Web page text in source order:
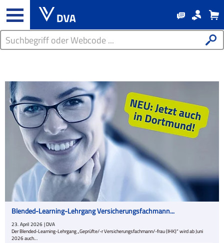
Blended-Learning-Lehrgang Versicherungsfachmann...
23. April 2026 | DVA
Der Blended-Learning-Lehrgang „Geprüfte/-r Versicherungsfachmann/-frau (IHK)“ wird ab Juni
2026 auch…